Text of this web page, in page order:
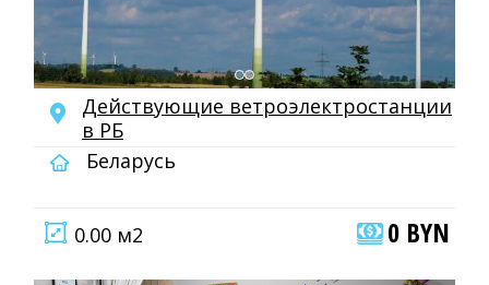
Действующие ветроэлектростанции
в РБ
Беларусь
0.00 м2 0 BYN